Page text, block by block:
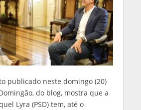
publicado neste domingo (20)
do blog, mostra que a
Lyra (PSD) tem, até o